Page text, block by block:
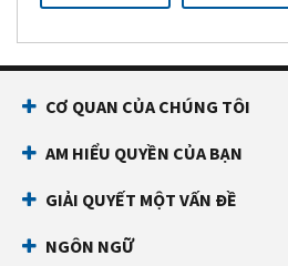
CƠ QUAN CỦA CHÚNG TÔI
AM HIỂU QUYỀN CỦA BẠN
GIẢI QUYẾT MỘT VẤN ĐỀ
NGÔN NGỮ